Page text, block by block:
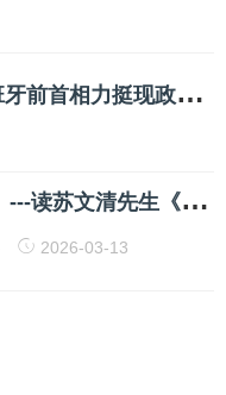
对
特朗普说“不”才是爱国！西班牙前首相力挺现政府 现场数次爆发热烈掌声
《
真水无香》---读苏文清先生《思前想后》
2026-03-13